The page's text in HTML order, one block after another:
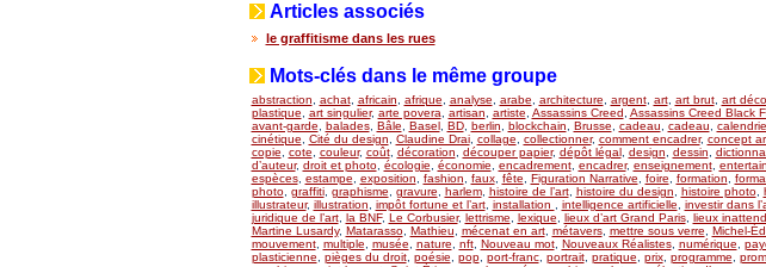
Articles associés
le graffitisme dans les rues
Mots-clés dans le même groupe
abstraction achat, africain afrique analyse arabe architecture argent, art, art brut, art déco
plastique
art singulier, arte povera artisan artiste Assassins Creed Assassins Creed Black
avant-garde
balades, Bâle Basel, BD, berlin blockchain Brusse cadeau cadeau
cinétique
Cité du design Claudine Drai, collage collectionner, comment encadrer, concept
copie
cote couleur, coût, décoration découper papier, dépôt légal, design dessin
d’auteur, droit et photo, écologie économie encadrement, encadrer, enseignement,
espèces, estampe exposition fashion faux, fête Figuration Narrative foire formation
photo, graffiti, graphisme gravure harlem, histoire de l’art, histoire du design histoire photo,
illustrateur, illustration impôt fortune et l’art, installation intelligence artificielle investir dans
juridique de l’art, la BNF, Le Corbusier, lettrisme lexique lieux d’art Grand Paris, lieux
Martine Lusardy, Matarasso, Mathieu mécenat en art, métavers, mettre sous verre Michel-
mouvement, multiple musée nature nft, Nouveau mot, Nouveaux Réalistes, numérique
plasticienne
pièges du droit, poésie pop, port-franc, portrait, pratique prix, programme